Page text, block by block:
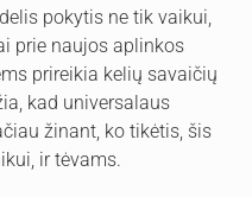
pokytis ne tik vaikui,
prie naujos aplinkos
prireikia kelių savaičių
kad universalaus
žinant, ko tikėtis, šis
ir tėvams.